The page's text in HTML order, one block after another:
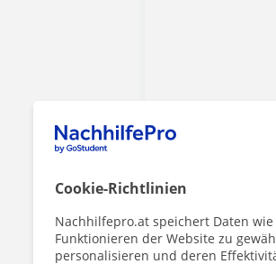
Cookie-Richtlinien
Nachhilfepro.at speichert Daten
Funktionieren der Website zu
personalisieren und deren
Enthält dieses